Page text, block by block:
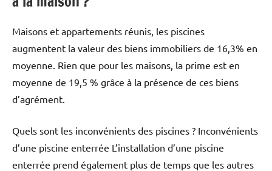
Maisons et appartements réunis, les piscines
augmentent la valeur des biens immobiliers de 16,3% en
moyenne. Rien que pour les maisons, la prime est en
moyenne de 19,5 % grâce à la présence de ces biens
d’agrément.
Quels sont les inconvénients des piscines ? Inconvénients
d’une piscine enterrée L’installation d’une piscine
enterrée prend également plus de temps que les autres